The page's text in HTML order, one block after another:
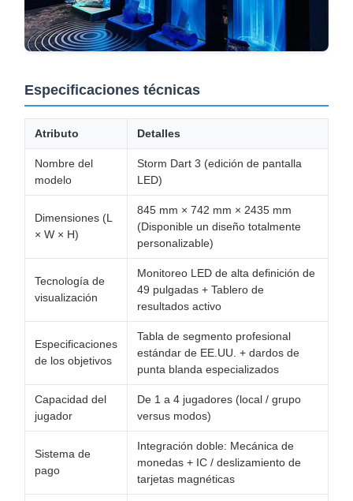
Especificaciones técnicas
Atributo Detalles
Nombre del
modelo
Storm Dart 3 (edición de pantalla
LED)
Dimensiones (L
× W × H)
845 mm × 742 mm × 2435 mm
(Disponible un diseño totalmente
personalizable)
Tecnología de
visualización
Monitoreo LED de alta definición de
49 pulgadas + Tablero de
resultados activo
Especificaciones
de los objetivos
Tabla de segmento profesional
estándar de EE.UU. + dardos de
punta blanda especializados
Capacidad del
jugador
De 1 a 4 jugadores (local / grupo
versus modos)
Sistema de
pago
Integración doble: Mecánica de
monedas + IC / deslizamiento de
tarjetas magnéticas